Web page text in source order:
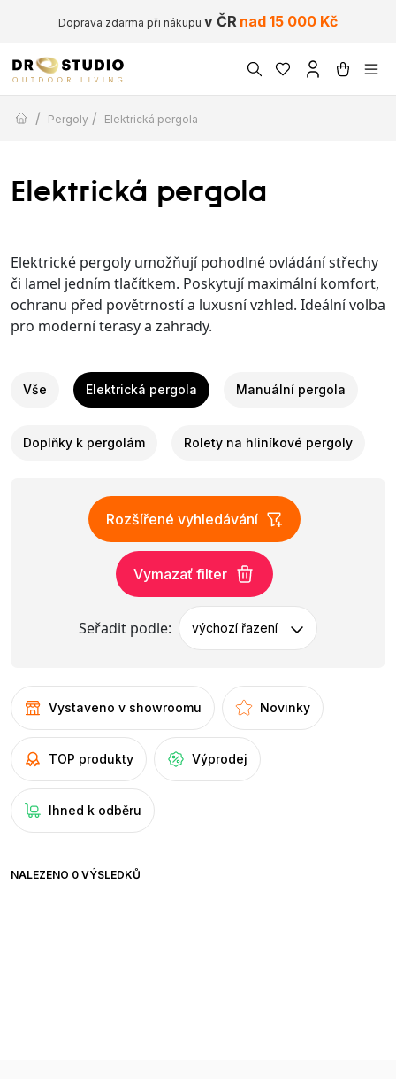
Doprava zdarma při nákupu v ČR nad 15 000 Kč
/ Pergoly / Elektrická pergola
Elektrická pergola
Elektrické pergoly umožňují pohodlné ovládání střechy
či lamel jedním tlačítkem. Poskytují maximální komfort,
ochranu před povětrností a luxusní vzhled. Ideální volba
pro moderní terasy a zahrady.
Vše Elektrická pergola Manuální pergola
Doplňky k pergolám Rolety na hliníkové pergoly
Rozšířené vyhledávání
Vymazať filter
Seřadit podle: výchozí řazení
Vystaveno v showroomu Novinky
TOP produkty Výprodej
Ihned k odběru
NALEZENO 0 VÝSLEDKŮ